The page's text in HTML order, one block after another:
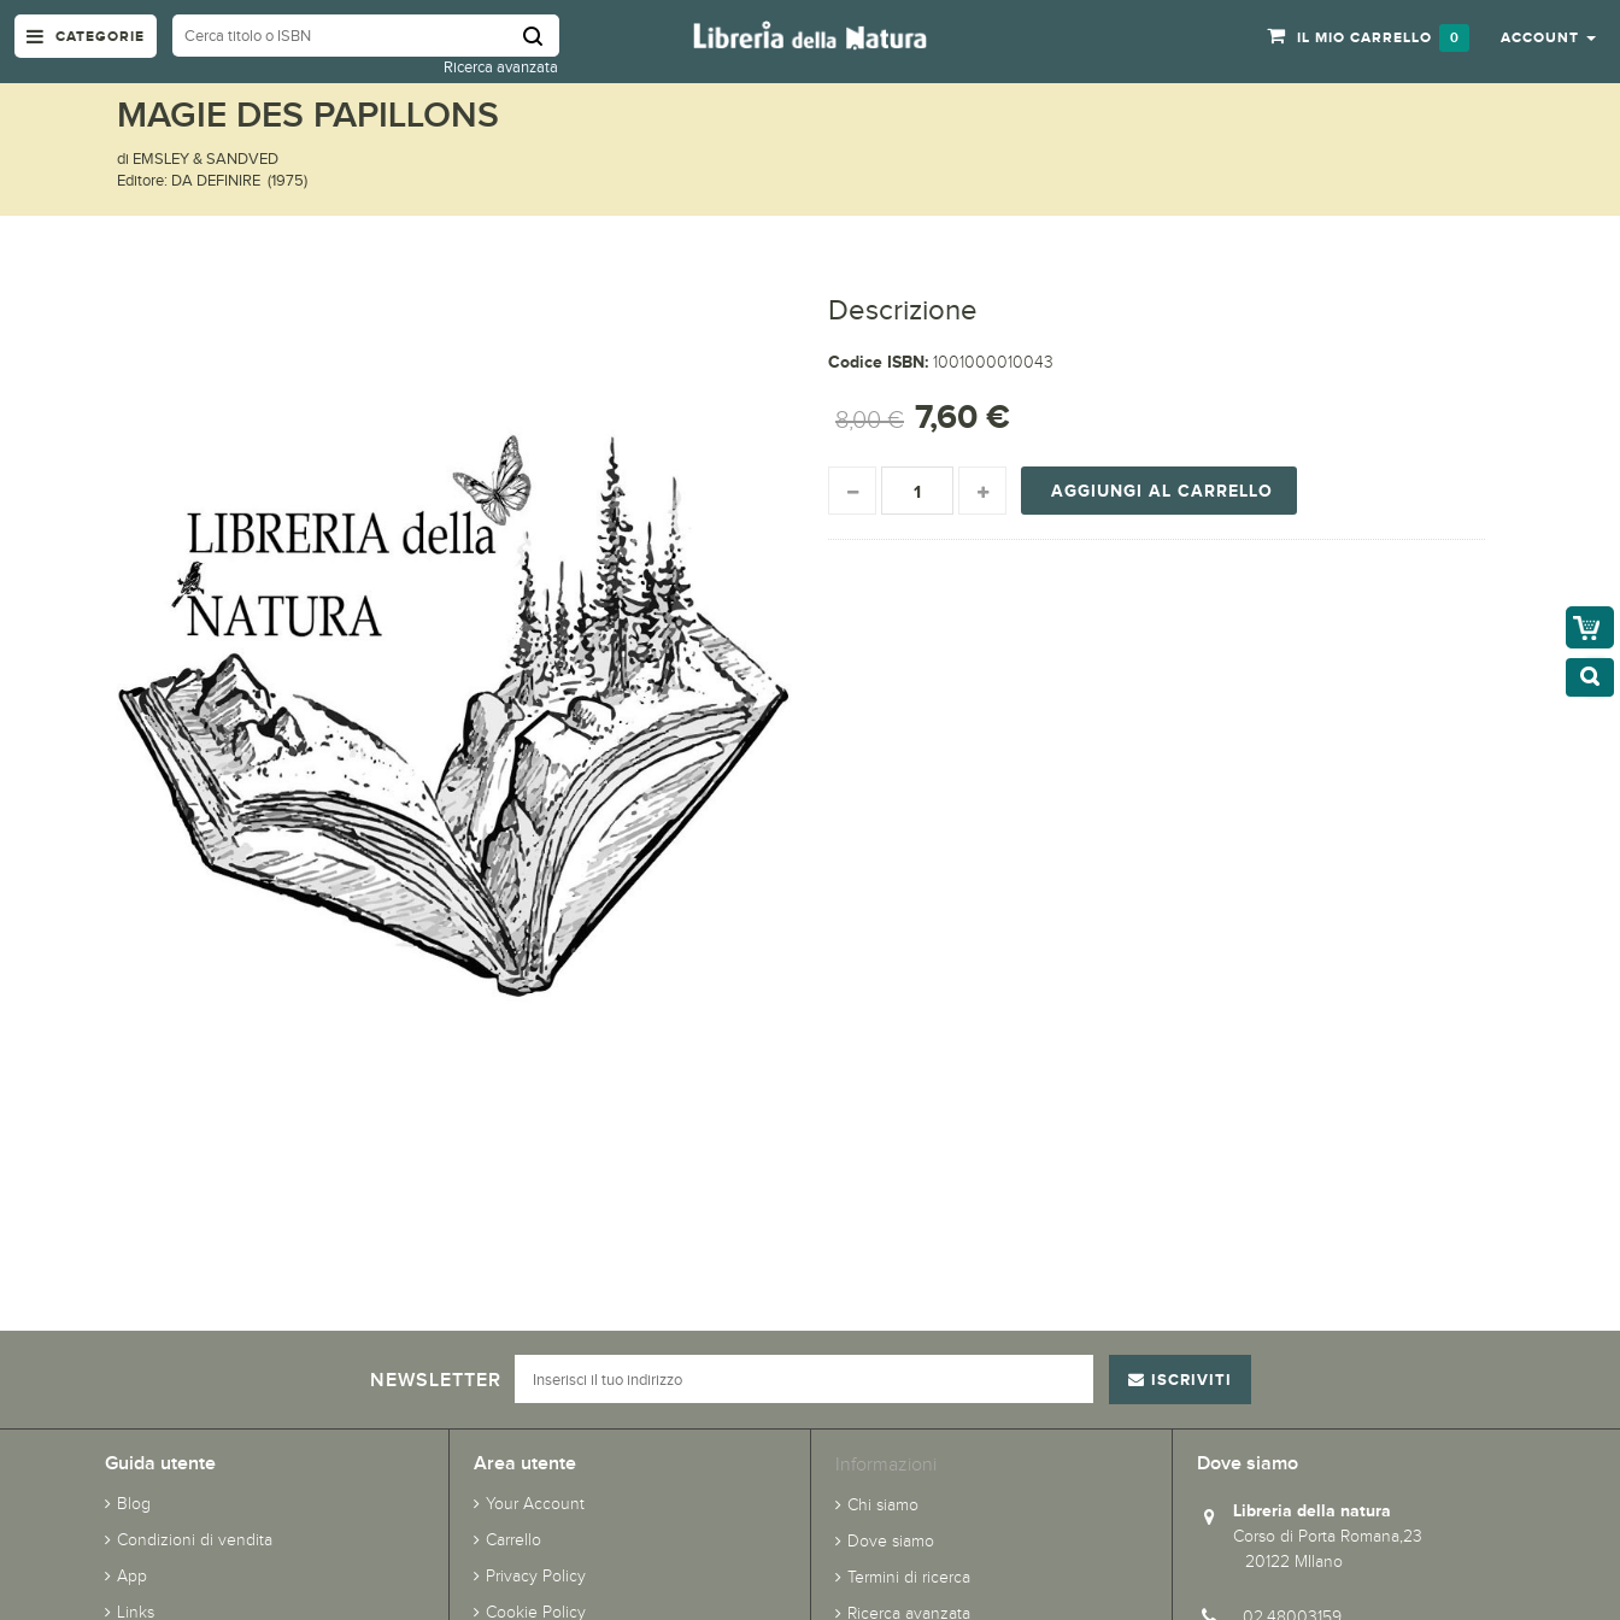
CATEGORIE
Ricerca avanzata
IL MIO CARRELLO 0 ACCOUNT
MAGIE DES PAPILLONS
di EMSLEY & SANDVED
Editore: DA DEFINIRE (1975)
Descrizione
Codice ISBN: 1001000010043
8,00 € 7,60 €
AGGIUNGI AL CARRELLO
NEWSLETTER ISCRIVITI
Guida utente
Blog
Condizioni di vendita
App
Links
Area utente
Your Account
Carrello
Privacy Policy
Cookie Policy
Informazioni
Chi siamo
Dove siamo
Termini di ricerca
Ricerca avanzata
Dove siamo
Libreria della natura
Corso di Porta Romana,23
20122 MIlano